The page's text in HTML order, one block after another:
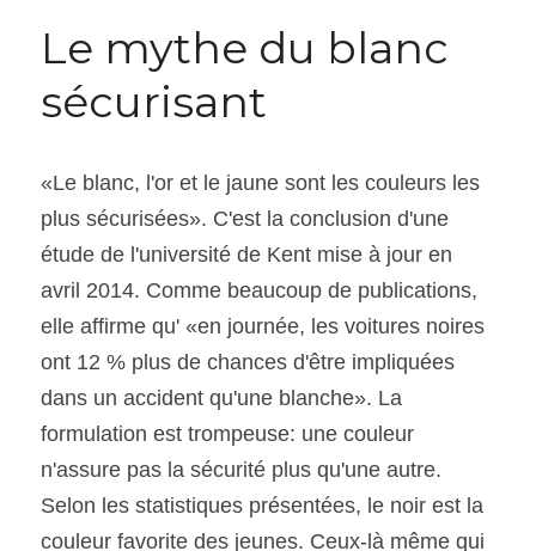
Le mythe du blanc
sécurisant
«Le blanc, l'or et le jaune sont les couleurs les
plus sécurisées». C'est la conclusion d'une
étude de l'université de Kent mise à jour en
avril 2014. Comme beaucoup de publications,
elle affirme qu' «en journée, les voitures noires
ont 12 % plus de chances d'être impliquées
dans un accident qu'une blanche». La
formulation est trompeuse: une couleur
n'assure pas la sécurité plus qu'une autre.
Selon les statistiques présentées, le noir est la
couleur favorite des jeunes. Ceux-là même qui